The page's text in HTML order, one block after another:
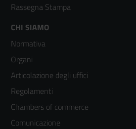
Rassegna Stampa
Footer
menù
colonna
3
CHI SIAMO
Normativa
Organi
Articolazione degli uffici
Regolamenti
Chambers of commerce
Comunicazione